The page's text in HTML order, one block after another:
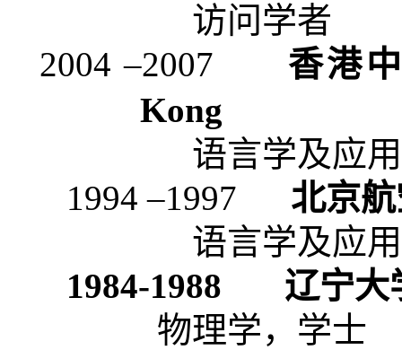
访问学者
2004 –2007
香港
Kong
语言学及应
1994 –1997 北京
语言学及应
1984-1988 辽宁大
物理学，学士